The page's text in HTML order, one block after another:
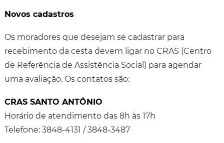
Novos cadastros
Os moradores que desejam se cadastrar para
recebimento da cesta devem ligar no CRAS (Centro
de Referência de Assistência Social) para agendar
uma avaliação. Os contatos são:
CRAS SANTO ANTÔNIO
Horário de atendimento das 8h às 17h
Telefone: 3848-4131 / 3848-3487